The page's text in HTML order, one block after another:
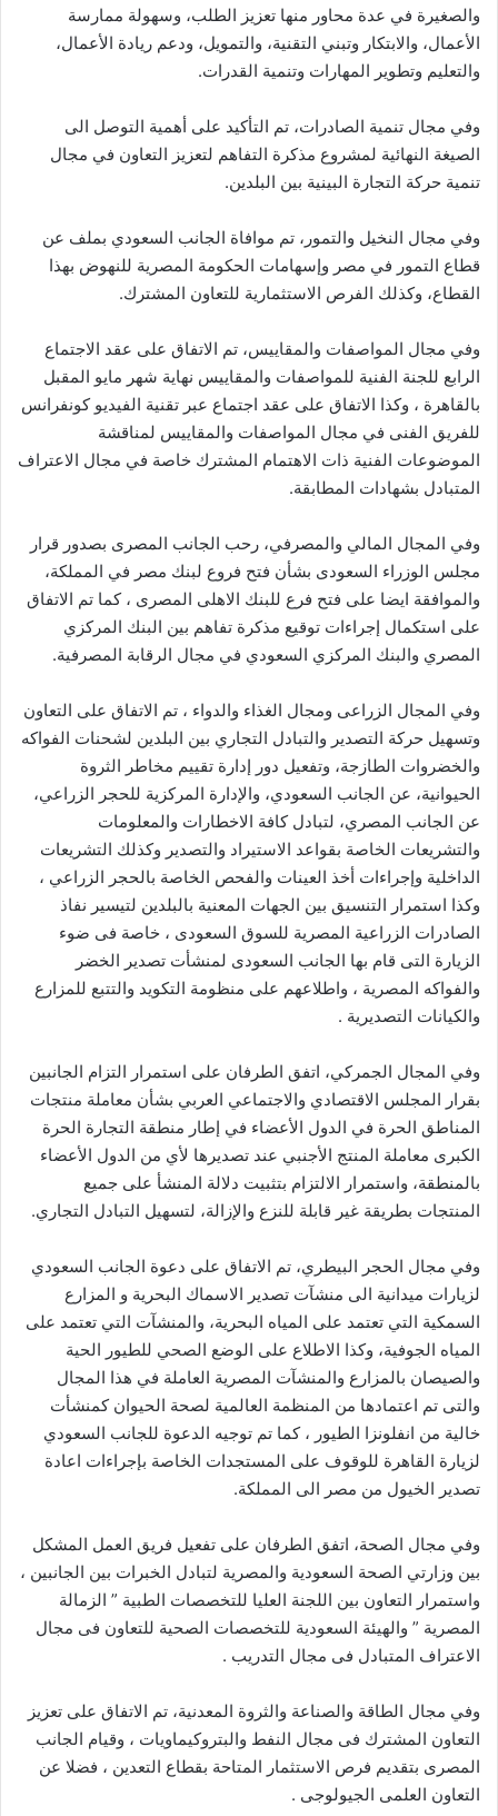
والصغيرة في عدة محاور منها تعزيز الطلب، وسهولة ممارسة
الأعمال، والابتكار وتبني التقنية، والتمويل، ودعم ريادة الأعمال،
والتعليم وتطوير المهارات وتنمية القدرات.
وفي مجال تنمية الصادرات، تم التأكيد على أهمية التوصل الى
الصيغة النهائية لمشروع مذكرة التفاهم لتعزيز التعاون في مجال
تنمية حركة التجارة البينية بين البلدين.
وفي مجال النخيل والتمور، تم موافاة الجانب السعودي بملف عن
قطاع التمور في مصر وإسهامات الحكومة المصرية للنهوض بهذا
القطاع، وكذلك الفرص الاستثمارية للتعاون المشترك.
وفي مجال المواصفات والمقاييس، تم الاتفاق على عقد الاجتماع
الرابع للجنة الفنية للمواصفات والمقاييس نهاية شهر مايو المقبل
بالقاهرة ، وكذا الاتفاق على عقد اجتماع عبر تقنية الفيديو كونفرانس
للفريق الفنى في مجال المواصفات والمقاييس لمناقشة
الموضوعات الفنية ذات الاهتمام المشترك خاصة في مجال الاعتراف
المتبادل بشهادات المطابقة.
وفي المجال المالي والمصرفي، رحب الجانب المصرى بصدور قرار
مجلس الوزراء السعودى بشأن فتح فروع لبنك مصر في المملكة،
والموافقة ايضا على فتح فرع للبنك الاهلى المصرى ، كما تم الاتفاق
على استكمال إجراءات توقيع مذكرة تفاهم بين البنك المركزي
المصري والبنك المركزي السعودي في مجال الرقابة المصرفية.
وفي المجال الزراعى ومجال الغذاء والدواء ، تم الاتفاق على التعاون
وتسهيل حركة التصدير والتبادل التجاري بين البلدين لشحنات الفواكه
والخضروات الطازجة، وتفعيل دور إدارة تقييم مخاطر الثروة
الحيوانية، عن الجانب السعودي، والإدارة المركزية للحجر الزراعي،
عن الجانب المصري، لتبادل كافة الاخطارات والمعلومات
والتشريعات الخاصة بقواعد الاستيراد والتصدير وكذلك التشريعات
الداخلية وإجراءات أخذ العينات والفحص الخاصة بالحجر الزراعي ،
وكذا استمرار التنسيق بين الجهات المعنية بالبلدين لتيسير نفاذ
الصادرات الزراعية المصرية للسوق السعودى ، خاصة فى ضوء
الزيارة التى قام بها الجانب السعودى لمنشأت تصدير الخضر
والفواكه المصرية ، واطلاعهم على منظومة التكويد والتتبع للمزارع
والكيانات التصديرية .
وفي المجال الجمركي، اتفق الطرفان على استمرار التزام الجانبين
بقرار المجلس الاقتصادي والاجتماعي العربي بشأن معاملة منتجات
المناطق الحرة في الدول الأعضاء في إطار منطقة التجارة الحرة
الكبرى معاملة المنتج الأجنبي عند تصديرها لأي من الدول الأعضاء
بالمنطقة، واستمرار الالتزام بتثبيت دلالة المنشأ على جميع
المنتجات بطريقة غير قابلة للنزع والإزالة، لتسهيل التبادل التجاري.
وفي مجال الحجر البيطري، تم الاتفاق على دعوة الجانب السعودي
لزيارات ميدانية الى منشآت تصدير الاسماك البحرية و المزارع
السمكية التي تعتمد على المياه البحرية، والمنشآت التي تعتمد على
المياه الجوفية، وكذا الاطلاع على الوضع الصحي للطيور الحية
والصيصان بالمزارع والمنشآت المصرية العاملة في هذا المجال
والتى تم اعتمادها من المنظمة العالمية لصحة الحيوان كمنشأت
خالية من انفلونزا الطيور ، كما تم توجيه الدعوة للجانب السعودي
لزيارة القاهرة للوقوف على المستجدات الخاصة بإجراءات اعادة
تصدير الخيول من مصر الى المملكة.
وفي مجال الصحة، اتفق الطرفان على تفعيل فريق العمل المشكل
بين وزارتي الصحة السعودية والمصرية لتبادل الخبرات بين الجانبين ،
واستمرار التعاون بين اللجنة العليا للتخصصات الطبية ” الزمالة
المصرية ” والهيئة السعودية للتخصصات الصحية للتعاون فى مجال
الاعتراف المتبادل فى مجال التدريب .
وفي مجال الطاقة والصناعة والثروة المعدنية، تم الاتفاق على تعزيز
التعاون المشترك فى مجال النفط والبتروكيماويات ، وقيام الجانب
المصرى بتقديم فرص الاستثمار المتاحة بقطاع التعدين ، فضلا عن
التعاون العلمى الجيولوجى .